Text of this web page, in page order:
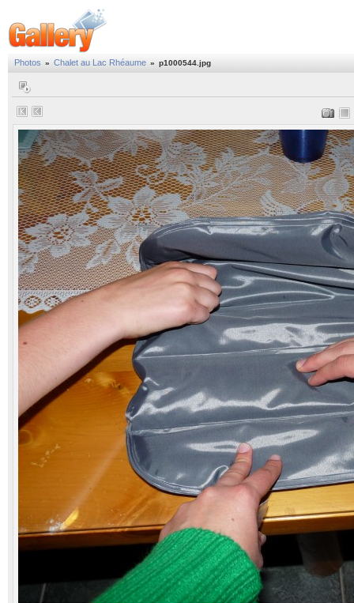
Photos » Chalet au Lac Rhéaume » p1000544.jpg